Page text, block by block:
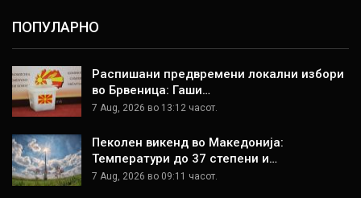
ПОПУЛАРНО
Распишани предвремени локални избори
во Брвеница: Гаши…
7 Aug, 2026 во 13:12 часот.
Пеколен викенд во Македонија:
Температури до 37 степени и…
7 Aug, 2026 во 09:11 часот.